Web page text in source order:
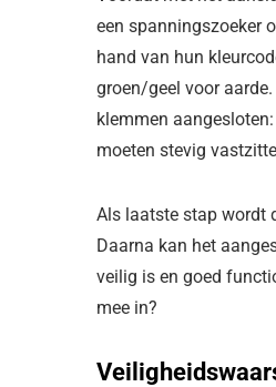
een spanningszoeker
hand van hun
groen/geel voor
klemmen
moeten stevig
Als laatste stap wordt
Daarna kan het
veilig is en goed
mee in?